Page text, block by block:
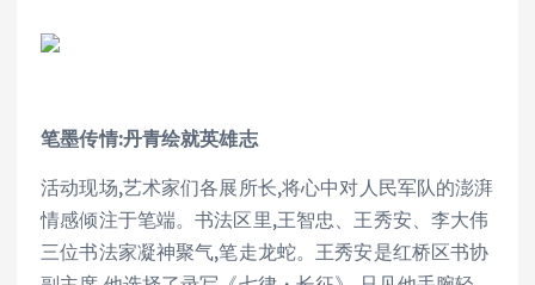
笔墨传情:丹青绘就英雄志
活动现场,艺术家们各展所长,将心中对人民军队的澎湃
情感倾注于笔端。书法区里,王智忠、王秀安、李大伟
三位书法家凝神聚气,笔走龙蛇。王秀安是红桥区书协